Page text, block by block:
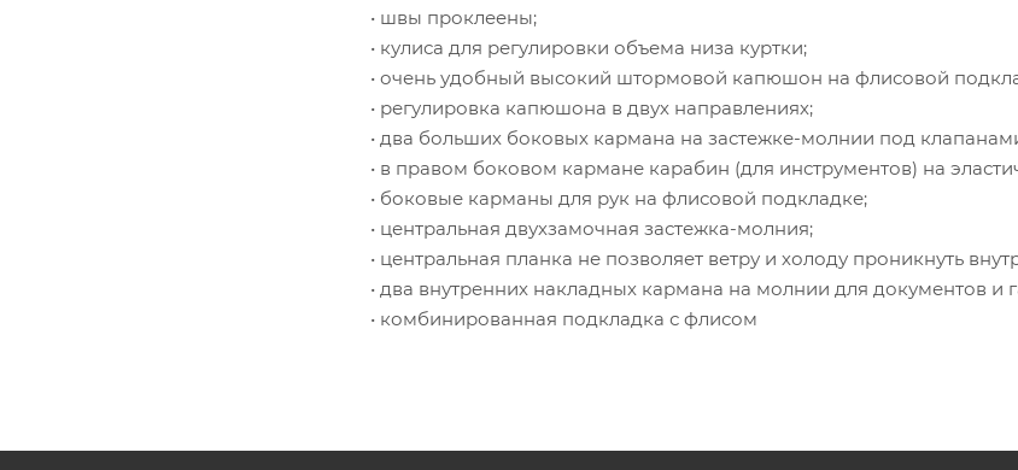
• швы проклеены;
• кулиса для регулировки объема низа куртки;
• очень удобный высокий штормовой капюшон на флисовой
• регулировка капюшона в двух направлениях;
• два больших боковых кармана на застежке-молнии под
• в правом боковом кармане карабин (для инструментов) на
• боковые карманы для рук на флисовой подкладке;
• центральная двухзамочная застежка-молния;
• центральная планка не позволяет ветру и холоду проникнуть
• два внутренних накладных кармана на молнии для документов
• комбинированная подкладка с флисом